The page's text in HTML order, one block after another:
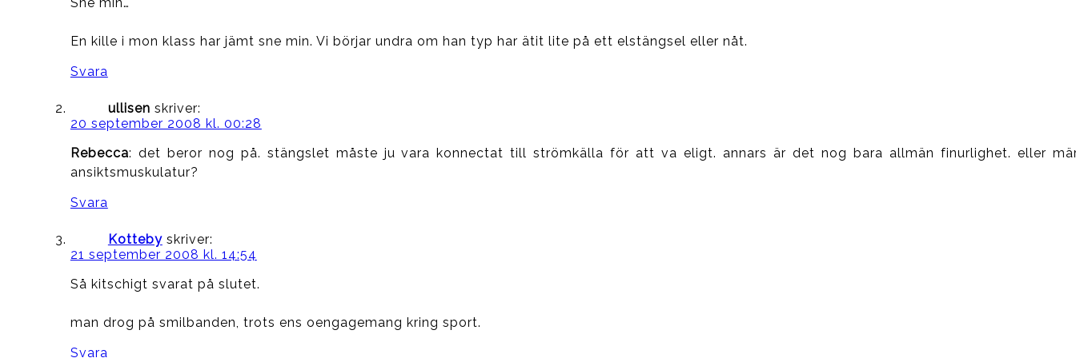
En kille i mon klass har jämt sne min. Vi börjar undra om han typ har ätit lite på ett elstängsel eller nåt.
Svara
ullisen skriver:
20 september 2008 kl. 00:28
Rebecca: det beror nog på. stängslet måste ju vara konnectat till strömkälla för att va eligt. annars är det nog bara allmän finurlighet. eller
ansiktsmuskulatur?
Svara
Kotteby skriver:
21 september 2008 kl. 14:54
Så kitschigt svarat på slutet.
man drog på smilbanden, trots ens oengagemang kring sport.
Svara